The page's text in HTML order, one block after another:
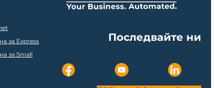
за Express
за Small
Последвайте ни